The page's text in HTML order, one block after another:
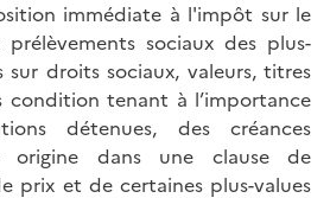
immédiate à l'impôt sur le
sociaux des plus-
sur droits sociaux, valeurs, titres
condition tenant à l’importance
détenues, des créances
origine dans une clause de
prix et de certaines plus-values